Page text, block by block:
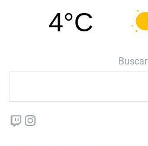
4°C
Buscar
Twitch